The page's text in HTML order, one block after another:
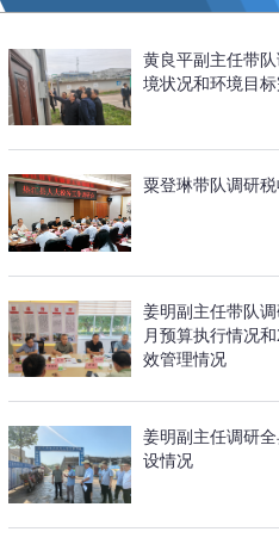
黄良平副主任带
境状况和环境目
粟登琳带队调研
姜明副主任带队
月预算执行情况
效管理情况
姜明副主任调研
设情况